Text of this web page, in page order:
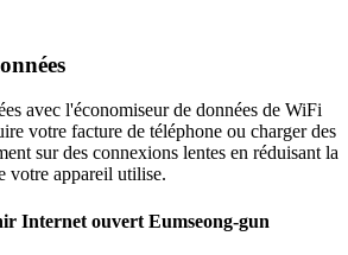
avec l'économiseur de données de WiFi
votre facture de téléphone ou charger des
sur des connexions lentes en réduisant la
votre appareil utilise.
Internet ouvert Eumseong-gun